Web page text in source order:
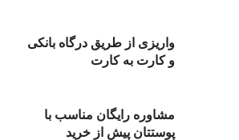
واریزی از طریق درگاه بانکی
و کارت به کارت
مشاوره رایگان مناسب با
پوستتان پیش از خرید